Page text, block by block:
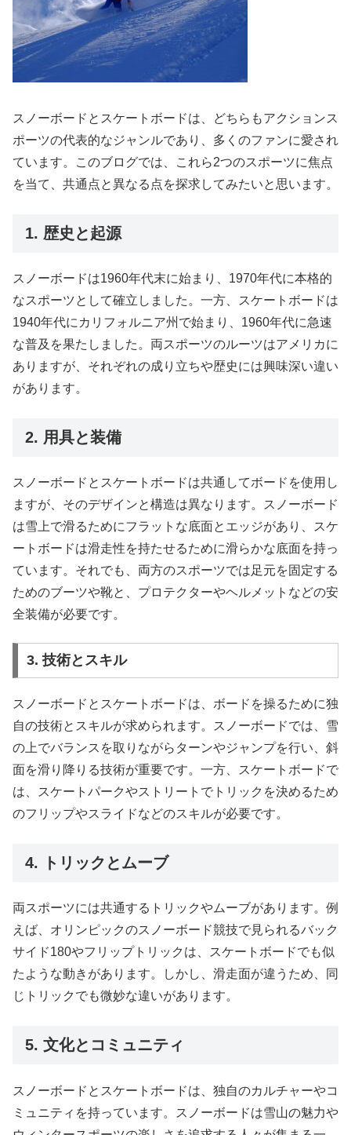
スノーボードとスケートボードは、どちらもアクションス
ポーツの代表的なジャンルであり、多くのファンに愛され
ています。このブログでは、これら2つのスポーツに焦点
を当て、共通点と異なる点を探求してみたいと思います。
1. 歴史と起源
スノーボードは1960年代末に始まり、1970年代に本格的
なスポーツとして確立しました。一方、スケートボードは
1940年代にカリフォルニア州で始まり、1960年代に急速
な普及を果たしました。両スポーツのルーツはアメリカに
ありますが、それぞれの成り立ちや歴史には興味深い違い
があります。
2. 用具と装備
スノーボードとスケートボードは共通してボードを使用し
ますが、そのデザインと構造は異なります。スノーボード
は雪上で滑るためにフラットな底面とエッジがあり、スケ
ートボードは滑走性を持たせるために滑らかな底面を持っ
ています。それでも、両方のスポーツでは足元を固定する
ためのブーツや靴と、プロテクターやヘルメットなどの安
全装備が必要です。
3. 技術とスキル
スノーボードとスケートボードは、ボードを操るために独
自の技術とスキルが求められます。スノーボードでは、雪
の上でバランスを取りながらターンやジャンプを行い、斜
面を滑り降りる技術が重要です。一方、スケートボードで
は、スケートパークやストリートでトリックを決めるため
のフリップやスライドなどのスキルが必要です。
4. トリックとムーブ
両スポーツには共通するトリックやムーブがあります。例
えば、オリンピックのスノーボード競技で見られるバック
サイド180やフリップトリックは、スケートボードでも似
たような動きがあります。しかし、滑走面が違うため、同
じトリックでも微妙な違いがあります。
5. 文化とコミュニティ
スノーボードとスケートボードは、独自のカルチャーやコ
ミュニティを持っています。スノーボードは雪山の魅力や